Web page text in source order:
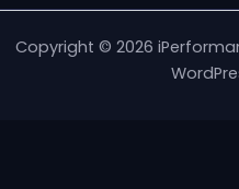
Copyright © 2026